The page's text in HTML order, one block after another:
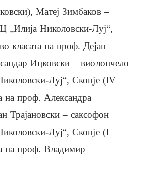
Матеј Зимбаков –
„Илија Николовски-Луј“,
класата на проф. Дејан
Ицковски – виолончело
Луј“, Скопје (IV
на проф. Александра
Трајановски – саксофон
Луј“, Скопје (I
на проф. Владимир